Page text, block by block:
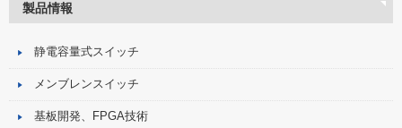
製品情報
静電容量式スイッチ
メンブレンスイッチ
基板開発、FPGA技術